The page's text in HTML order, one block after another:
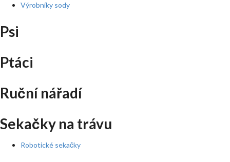
Výrobníky sody
Psi
Ptáci
Ruční nářadí
Sekačky na trávu
Robotické sekačky